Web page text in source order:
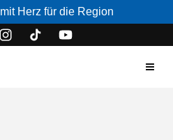
Herz für die Region